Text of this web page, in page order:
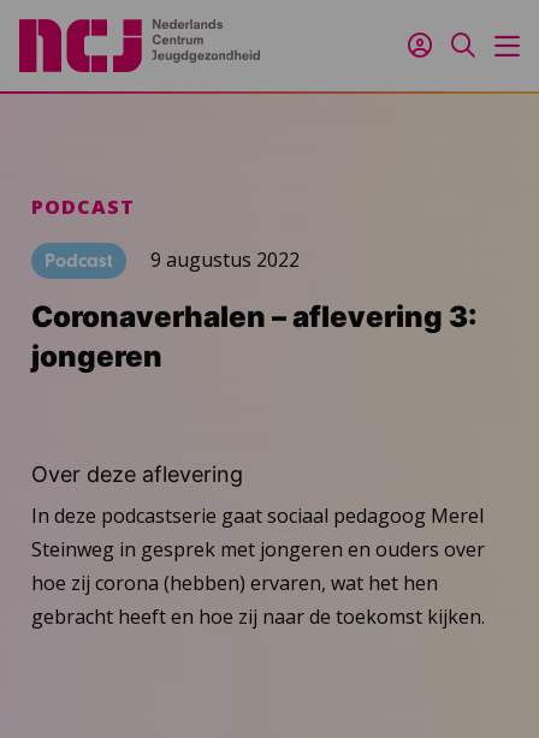
Inloggen
Zoeken
PODCAST
Podcast 9 augustus 2022
Coronaverhalen – aflevering 3:
jongeren
Over deze aflevering
In deze podcastserie gaat sociaal pedagoog Merel
Steinweg in gesprek met jongeren en ouders over
hoe zij corona (hebben) ervaren, wat het hen
gebracht heeft en hoe zij naar de toekomst kijken.